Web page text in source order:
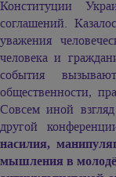
Конституции
соглашений.
уважения
человека и
события
общественности,
Совсем иной
другой
насилия,
мышления в